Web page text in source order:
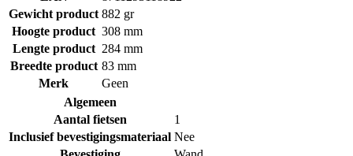
Gewicht product 882 gr
Hoogte product 308 mm
Lengte product 284 mm
Breedte product 83 mm
Merk
Geen
Algemeen
Aantal fietsen
1
Inclusief bevestigingsmateriaal Nee